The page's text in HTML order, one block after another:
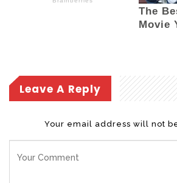
Leave A Reply
Your email address will not